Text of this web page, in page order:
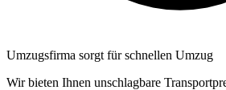
Umzugsfirma sorgt für schnellen Umzug
Wir bieten Ihnen unschlagbare